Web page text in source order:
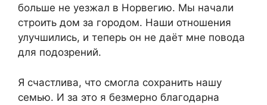
больше не уезжал в Норвегию. Мы начали
строить дом за городом. Наши отношения
улучшились, и теперь он не даёт мне повода
для подозрений.
Я счастлива, что смогла сохранить нашу
семью. И за это я безмерно благодарна